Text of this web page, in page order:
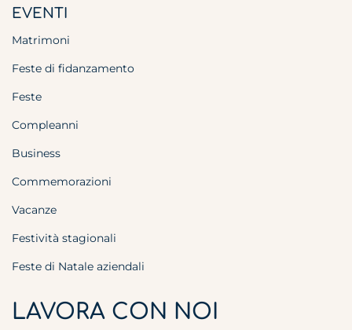
EVENTI
Matrimoni
Feste di fidanzamento
Feste
Compleanni
Business
Commemorazioni
Vacanze
Festività stagionali
Feste di Natale aziendali
LAVORA CON NOI